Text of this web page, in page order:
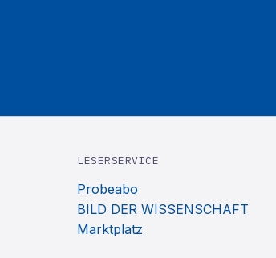
LESERSERVICE
Probeabo
BILD DER WISSENSCHAFT
Marktplatz